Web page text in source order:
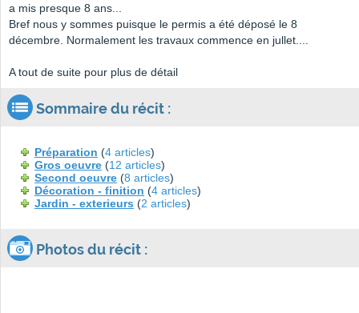
a mis presque 8 ans...
Bref nous y sommes puisque le permis a été déposé le 8
décembre. Normalement les travaux commence en jullet....
A tout de suite pour plus de détail
Sommaire du récit :
Préparation (4 articles)
Gros oeuvre (12 articles)
Second oeuvre (8 articles)
Décoration - finition (4 articles)
Jardin - exterieurs (2 articles)
Photos du récit :